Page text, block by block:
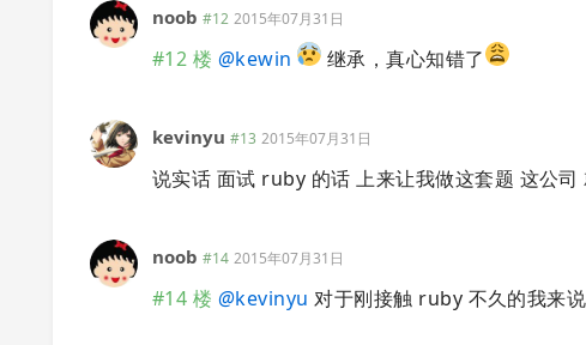
noob #12 2015年07月31日
#12 楼 @kewin 继承，真心知错了
kevinyu #13 2015年07月31日
说实话 面试 ruby 的话 上来让我做这套题 这公司
noob #14 2015年07月31日
#14 楼 @kevinyu 对于刚接触 ruby 不久的我来